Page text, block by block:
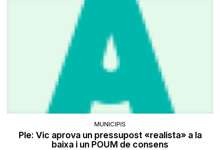
MUNICIPIS
Ple: Vic aprova un pressupost «realista» a la
baixa i un POUM de consens